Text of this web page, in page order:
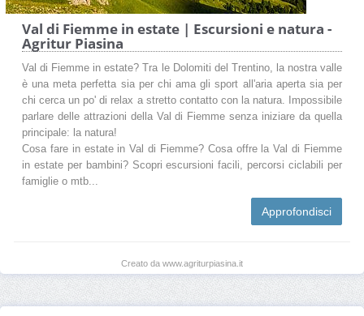
Val di Fiemme in estate | Escursioni e natura -
Agritur Piasina
Val di Fiemme in estate? Tra le Dolomiti del Trentino, la nostra valle
è una meta perfetta sia per chi ama gli sport all'aria aperta sia per
chi cerca un po' di relax a stretto contatto con la natura. Impossibile
parlare delle attrazioni della Val di Fiemme senza iniziare da quella
principale: la natura!
Cosa fare in estate in Val di Fiemme? Cosa offre la Val di Fiemme
in estate per bambini? Scopri escursioni facili, percorsi ciclabili per
famiglie o mtb...
Approfondisci
Creato da www.agriturpiasina.it